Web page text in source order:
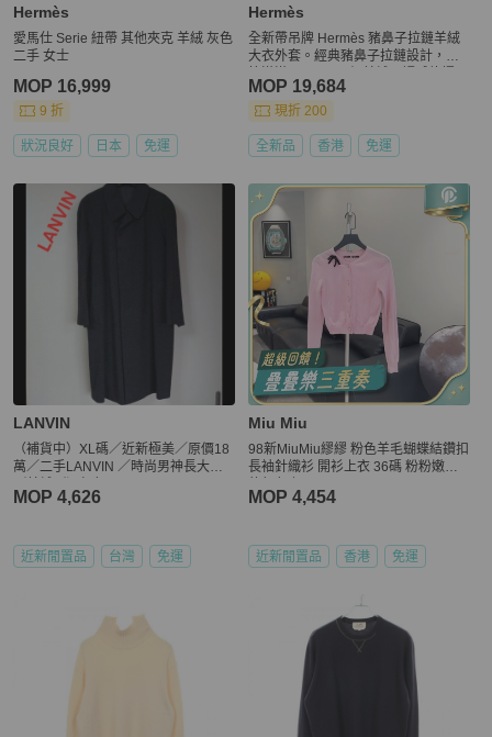
Hermès
愛馬仕 Serie 紐帶 其他夾克 羊絨 灰色
二手 女士
MOP 16,999
9 折
狀況良好 日本 免運
Hermès
全新帶吊牌 Hermès 豬鼻子拉鏈羊絨
大衣外套。經典豬鼻子拉鏈設計，細
MOP 19,684
現折 200
全新品 香港 免運
LANVIN
（補貨中）XL碼／近新極美／原價18
萬／二手LANVIN ／時尚男神長大衣
MOP 4,626
近新閒置品 台灣 免運
Miu Miu
98新MiuMiu繆繆 粉色羊毛蝴蝶結鑽扣
長袖針織衫 開衫上衣 36碼 粉粉嫩嫩
MOP 4,454
近新閒置品 香港 免運